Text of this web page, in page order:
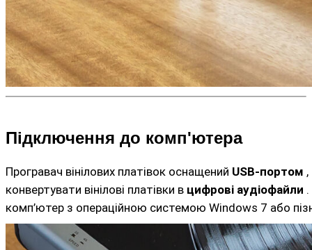
Підключення до комп'ютера
Програвач вінілових платівок оснащений USB-портом
конвертувати вінілові платівки в цифрові аудіофайли
комп’ютер з операційною системою Windows 7 або